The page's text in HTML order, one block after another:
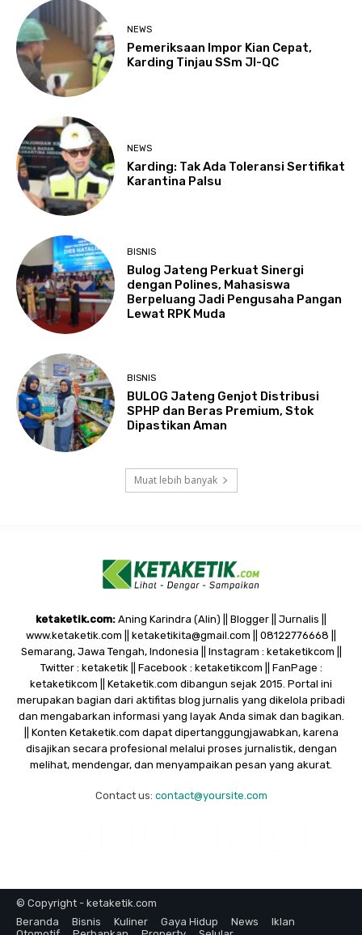
NEWS
Pemeriksaan Impor Kian Cepat,
Karding Tinjau SSm JI-QC
NEWS
Karding: Tak Ada Toleransi Sertifikat
Karantina Palsu
BISNIS
Bulog Jateng Perkuat Sinergi
dengan Polines, Mahasiswa
Berpeluang Jadi Pengusaha Pangan
Lewat RPK Muda
BISNIS
BULOG Jateng Genjot Distribusi
SPHP dan Beras Premium, Stok
Dipastikan Aman
Muat lebih banyak
ketaketik.com: Aning Karindra (Alin) || Blogger || Jurnalis ||
www.ketaketik.com || ketaketikita@gmail.com || 08122776668 ||
Semarang, Jawa Tengah, Indonesia || Instagram : ketaketikcom ||
Twitter : ketaketik || Facebook : ketaketikcom || FanPage :
ketaketikcom || Ketaketik.com dibangun sejak 2015. Portal ini
merupakan bagian dari aktifitas blog jurnalis yang dikelola pribadi
dan mengabarkan informasi yang layak Anda simak dan bagikan.
|| Konten Ketaketik.com dapat dipertanggungjawabkan, karena
disajikan secara profesional melalui proses jurnalistik, dengan
melihat, mendengar, dan menyampaikan pesan yang akurat.
Contact us: contact@yoursite.com
© Copyright - ketaketik.com
Beranda
Bisnis Kuliner Gaya Hidup News
Iklan